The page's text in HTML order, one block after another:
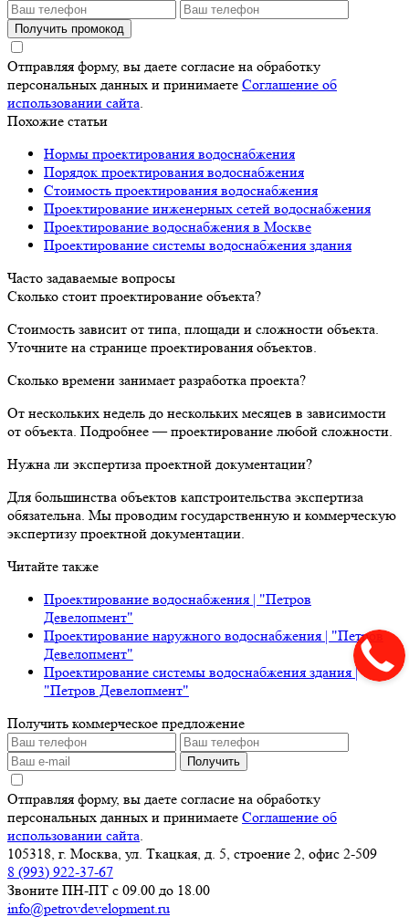
Получить промокод
Отправляя форму, вы даете согласие на обработку
персональных данных и принимаете Соглашение об
использовании сайта
Похожие статьи
Нормы проектирования водоснабжения
Порядок проектирования водоснабжения
Стоимость проектирования водоснабжения
Проектирование инженерных сетей водоснабжения
Проектирование водоснабжения в Москве
Проектирование системы водоснабжения здания
Часто задаваемые вопросы
Сколько стоит проектирование объекта?
Стоимость зависит от типа, площади и сложности объекта.
Уточните на странице проектирования объектов.
Сколько времени занимает разработка проекта?
От нескольких недель до нескольких месяцев в зависимости
от объекта. Подробнее — проектирование любой сложности.
Нужна ли экспертиза проектной документации?
Для большинства объектов капстроительства экспертиза
обязательна. Мы проводим государственную и коммерческую
экспертизу проектной документации.
Читайте также
Проектирование водоснабжения | "Петров
Девелопмент"
Проектирование наружного водоснабжения | "Петров
Девелопмент"
Проектирование системы водоснабжения здания |
"Петров Девелопмент"
Получить коммерческое предложение
Получить
Отправляя форму, вы даете согласие на обработку
персональных данных и принимаете Соглашение об
использовании сайта
105318, г. Москва, ул. Ткацкая, д. 5, строение 2, офис 2-509
8 (993) 922-37-67
Звоните ПН-ПТ с 09.00 до 18.00
info@petrovdevelopment.ru